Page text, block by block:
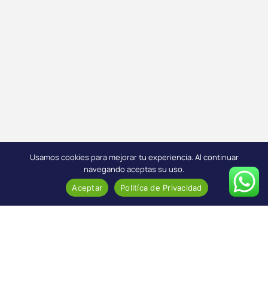
Usamos cookies para mejorar tu experiencia. Al continuar
navegando aceptas su uso.
Aceptar Politíca de Privacidad